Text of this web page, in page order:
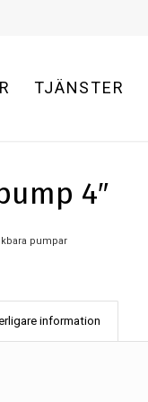
TJÄNSTER
4″
pumpar
information